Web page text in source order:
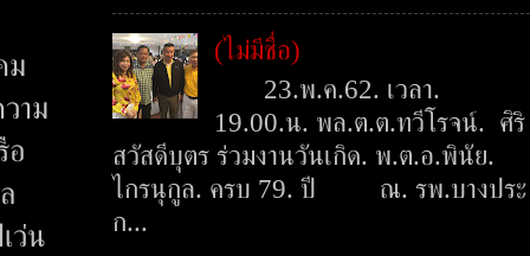
ม
าม
อ
ว่น
(ไม่มีชื่อ)
23.พ.ค.62. เวลา.
19.00.น. พล.ต.ต.ทวีโรจน์. ศิริ
สวัสดีบุตร ร่วมงานวันเกิด. พ.ต.อ.พินัย.
ไกรนุกูล. ครบ 79. ปี ณ. รพ.บางประ
ก...